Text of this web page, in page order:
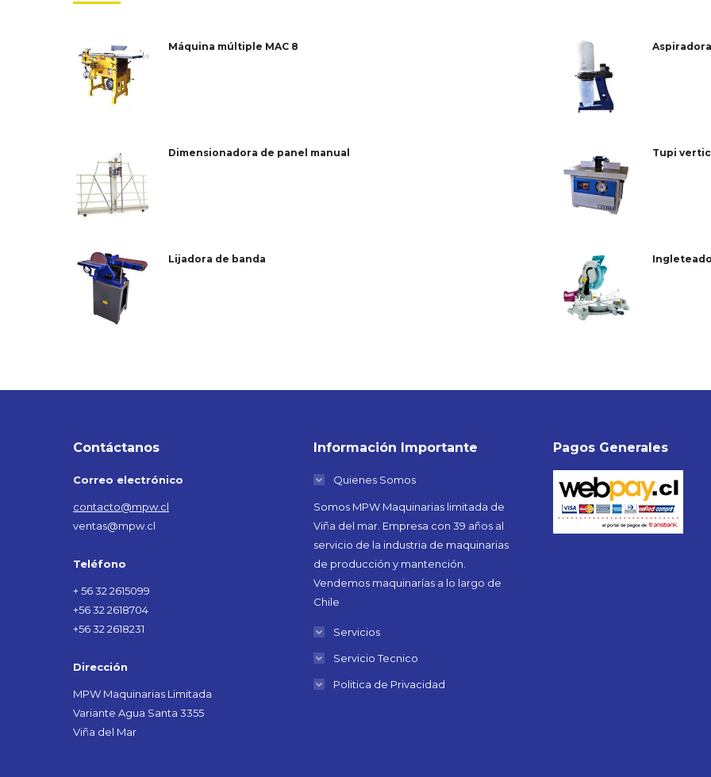
Máquina múltiple MAC 8
Dimensionadora de panel manual Tupi
Lijadora de banda
Contáctanos
Correo electrónico
contacto@mpw.cl
ventas@mpw.cl
Teléfono
+ 56 32 2615099
+56 32 2618704
+56 32 2618231
Dirección
MPW Maquinarias Limitada
Variante Agua Santa 3355
Viña del Mar
Información Importante
Quienes Somos
Somos MPW Maquinarias limitada de
Viña del mar. Empresa con 39 años al
servicio de la industria de maquinarias
de producción y mantención.
Vendemos maquinarías a lo largo de
Chile
Servicios
Servicio Tecnico
Politica de Privacidad
Pagos Generales